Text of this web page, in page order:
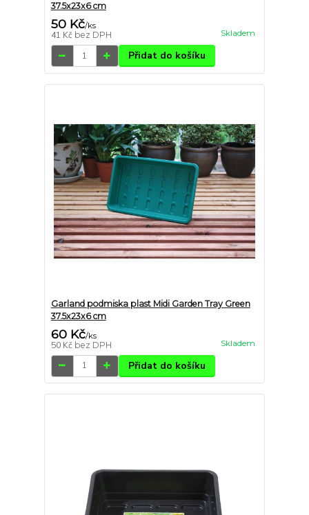
37.5x23x6 cm
50 Kč/ks
41 Kč bez DPH Skladem
Přidat do košíku
Garland podmiska plast Midi Garden Tray Green
37.5x23x6 cm
60 Kč/ks
50 Kč bez DPH Skladem
Přidat do košíku